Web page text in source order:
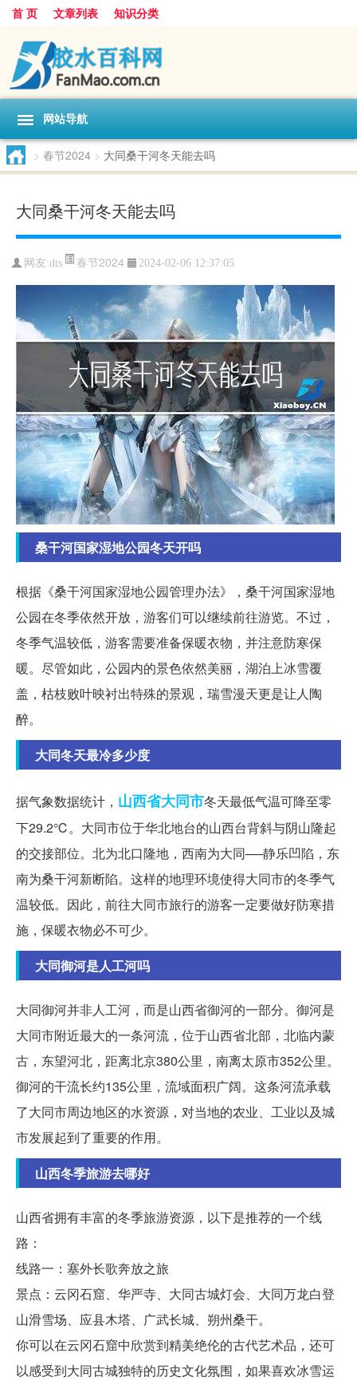
首 页 文章列表 知识分类
网站导航
> 春节2024 > 大同桑干河冬天能去吗
大同桑干河冬天能去吗
网友:dts 春节2024 2024-02-06 12:37:05
桑干河国家湿地公园冬天开吗
根据《桑干河国家湿地公园管理办法》，桑干河国家湿地
公园在冬季依然开放，游客们可以继续前往游览。不过，
冬季气温较低，游客需要准备保暖衣物，并注意防寒保
暖。尽管如此，公园内的景色依然美丽，湖泊上冰雪覆
盖，枯枝败叶映衬出特殊的景观，瑞雪漫天更是让人陶
醉。
大同冬天最冷多少度
据气象数据统计， 山西省大同市冬天最低气温可降至零
下29.2℃。大同市位于华北地台的山西台背斜与阴山隆起
的交接部位。北为北口隆地，西南为大同──静乐凹陷，东
南为桑干河新断陷。这样的地理环境使得大同市的冬季气
温较低。因此，前往大同市旅行的游客一定要做好防寒措
施，保暖衣物必不可少。
大同御河是人工河吗
大同御河并非人工河，而是山西省御河的一部分。御河是
大同市附近最大的一条河流，位于山西省北部，北临内蒙
古，东望河北，距离北京380公里，南离太原市352公里。
御河的干流长约135公里，流域面积广阔。这条河流承载
了大同市周边地区的水资源，对当地的农业、工业以及城
市发展起到了重要的作用。
山西冬季旅游去哪好
山西省拥有丰富的冬季旅游资源，以下是推荐的一个线
路：
线路一：塞外长歌奔放之旅
景点：云冈石窟、华严寺、大同古城灯会、大同万龙白登
山滑雪场、应县木塔、广武长城、朔州桑干。
你可以在云冈石窟中欣赏到精美绝伦的古代艺术品，还可
以感受到大同古城独特的历史文化氛围，如果喜欢冰雪运